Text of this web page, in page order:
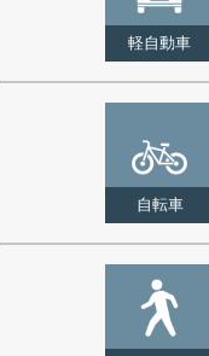
軽自動車
自転車